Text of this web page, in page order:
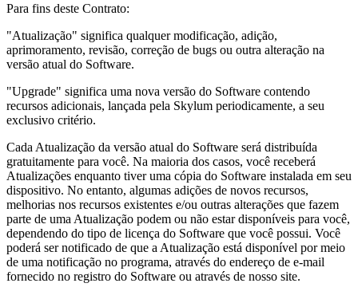
Para fins deste Contrato:
"Atualização" significa qualquer modificação, adição,
aprimoramento, revisão, correção de bugs ou outra alteração na
versão atual do Software.
"Upgrade" significa uma nova versão do Software contendo
recursos adicionais, lançada pela Skylum periodicamente, a seu
exclusivo critério.
Cada Atualização da versão atual do Software será distribuída
gratuitamente para você. Na maioria dos casos, você receberá
Atualizações enquanto tiver uma cópia do Software instalada em seu
dispositivo. No entanto, algumas adições de novos recursos,
melhorias nos recursos existentes e/ou outras alterações que fazem
parte de uma Atualização podem ou não estar disponíveis para você,
dependendo do tipo de licença do Software que você possui. Você
poderá ser notificado de que a Atualização está disponível por meio
de uma notificação no programa, através do endereço de e-mail
fornecido no registro do Software ou através de nosso site.